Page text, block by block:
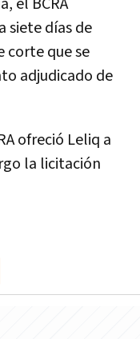
siete días de
corte que se
adjudicado de
ofreció Leliq a
la licitación